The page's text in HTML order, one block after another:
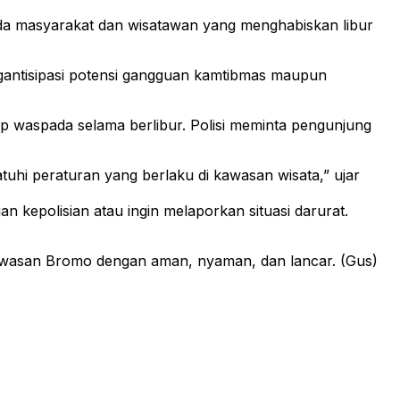
masyarakat dan wisatawan yang menghabiskan libur
potensi gangguan kamtibmas maupun
selama berlibur. Polisi meminta pengunjung
peraturan yang berlaku di kawasan wisata,” ujar
kepolisian atau ingin melaporkan situasi darurat.
Bromo dengan aman, nyaman, dan lancar. (Gus)